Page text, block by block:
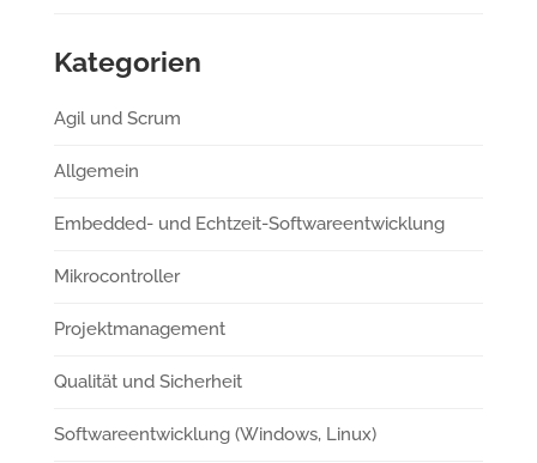
Kategorien
Agil und Scrum
Allgemein
Embedded- und Echtzeit-Softwareentwicklung
Mikrocontroller
Projektmanagement
Qualität und Sicherheit
Softwareentwicklung (Windows, Linux)